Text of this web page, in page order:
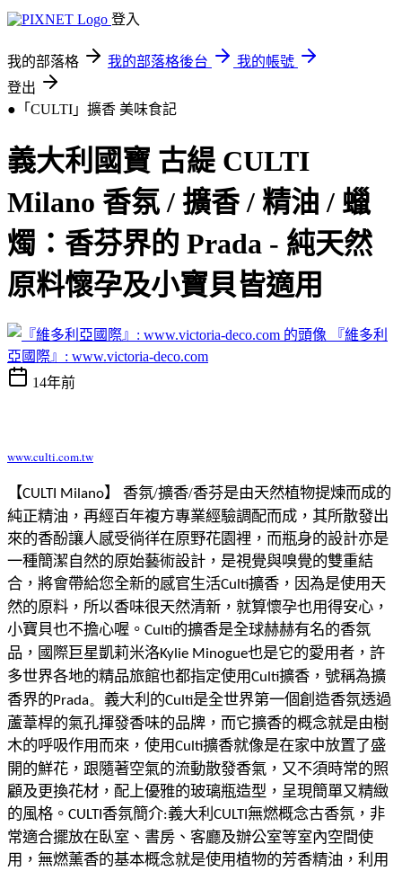
登入
我的部落格 我的部落格後台
我的帳號
登出
●「CULTI」擴香 美味食記
義大利國寶 古緹 CULTI
Milano 香氛 / 擴香 / 精油 / 蠟
燭：香芬界的 Prada - 純天然
原料懷孕及小寶貝皆適用
『維多利
亞國際』: www.victoria-deco.com
14年前
www.culti.com.tw
【CULTI Milano】
香氛/擴香/香芬是由天然植物提煉而成的
純正精油，再經百年複方專業經驗調配而成，其所散發出
來的香酚讓人感受徜徉在原野花園裡，而瓶身的設計亦是
一種簡潔自然的原始藝術設計，是視覺與嗅覺的雙重結
合，將會帶給您全新的感官生活Culti擴香，因為是使用天
然的原料，所以香味很天然清新，就算懷孕也用得安心，
小寶貝也不擔心喔。 Culti的擴香是全球赫赫有名的香氛
品，國際巨星凱莉米洛Kylie Minogue也是它的愛用者，許
多世界各地的精品旅館也都指定使用Culti擴香，號稱為擴
香界的Prada。 義大利的Culti是全世界第一個創造香氛透過
蘆葦桿的氣孔揮發香味的品牌，而它擴香的概念就是由樹
木的呼吸作用而來，使用Culti擴香就像是在家中放置了盛
開的鮮花，跟隨著空氣的流動散發香氣，又不須時常的照
顧及更換花材，配上優雅的玻璃瓶造型，呈現簡單又精緻
的風格。 CULTI 香氛簡介:義大利 CULTI 無燃概念古香氛，非
常適合擺放在臥室、書房、客廳及辦公室等室內空間使
用，無燃薰香的基本概念就是使用植物的芳香精油，利用